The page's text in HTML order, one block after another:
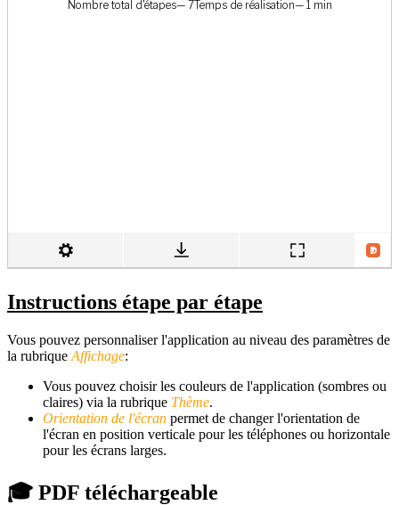
Instructions étape par étape
Vous pouvez personnaliser l'application au niveau des paramètres de
la rubrique Affichage:
Vous pouvez choisir les couleurs de l'application (sombres ou
claires) via la rubrique Thème.
Orientation de l'écran permet de changer l'orientation de
l'écran en position verticale pour les téléphones ou horizontale
pour les écrans larges.
🎓 PDF téléchargeable